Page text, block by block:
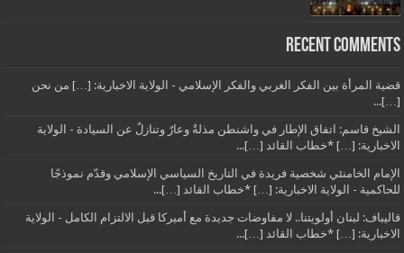
Recent Comments
قضية المرأة بين الفكر الغربي والفكر الإسلامي - الولاية الاخبارية: […] من نحن
[…]...
الشيخ قاسم: اتفاق الإطار في واشنطن مذلةٌ وعارٌ وتنازلٌ عن السيادة - الولاية
الاخبارية: […] *خطاب القائد […]...
الإمام الخامنئي شخصية فريدة في التاريخ السياسي الإسلامي وقدّم نموذجًا
للحاكمية - الولاية الاخبارية: […] *خطاب القائد […]...
قاليباف: لبنان أولويتنا.. لا مفاوضات جديدة مع أميركا قبل الالتزام الكامل - الولاية
الاخبارية: […] *خطاب القائد […]...